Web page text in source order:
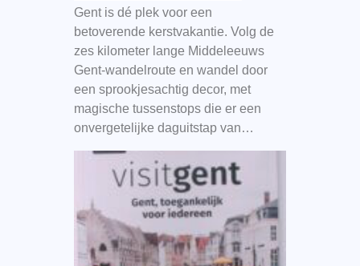
Gent is dé plek voor een
betoverende kerstvakantie. Volg de
zes kilometer lange Middeleeuws
Gent-wandelroute en wandel door
een sprookjesachtig decor, met
magische tussenstops die er een
onvergetelijke daguitstap van…